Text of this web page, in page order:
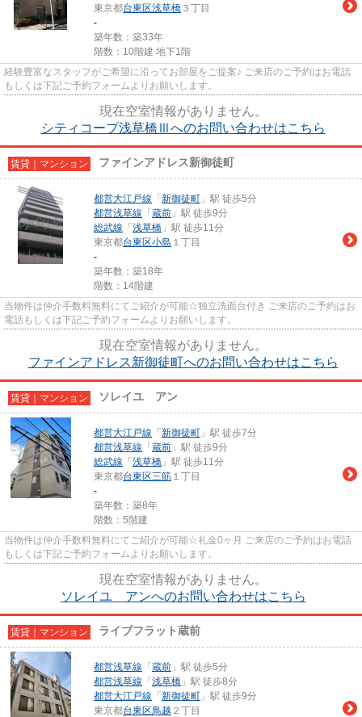
東京都台東区浅草橋 ３丁目
-
築年数：築33年
階数：10階建 地下1階
経験豊富なスタッフがご希望に沿ってお部屋をご提案♪ ご来店のご予約はお電話
もしくは下記ご予約フォームよりお願いします。
現在空室情報がありません。
シティコープ浅草橋Ⅲへのお問い合わせはこちら
賃貸｜マンション ファインアドレス新御徒町
都営大江戸線 「 新御徒町 」駅 徒歩5分
都営浅草線 「 蔵前 」駅 徒歩9分
総武線 「 浅草橋 」駅 徒歩11分
東京都台東区小島 １丁目
-
築年数：築18年
階数：14階建
当物件は仲介手数料無料にてご紹介が可能☆独立洗面台付き ご来店のご予約はお
電話もしくは下記ご予約フォームよりお願いします。
現在空室情報がありません。
ファインアドレス新御徒町へのお問い合わせはこちら
賃貸｜マンション ソレイユ アン
都営大江戸線 「 新御徒町 」駅 徒歩7分
都営浅草線 「 蔵前 」駅 徒歩9分
総武線 「 浅草橋 」駅 徒歩11分
東京都台東区三筋 １丁目
-
築年数：築8年
階数：5階建
当物件は仲介手数料無料にてご紹介が可能☆礼金0ヶ月 ご来店のご予約はお電話
もしくは下記ご予約フォームよりお願いします。
現在空室情報がありません。
ソレイユ アンへのお問い合わせはこちら
賃貸｜マンション ライブフラット蔵前
都営浅草線 「 蔵前 」駅 徒歩5分
都営浅草線 「 浅草橋 」駅 徒歩8分
都営大江戸線 「 新御徒町 」駅 徒歩9分
東京都台東区鳥越 ２丁目